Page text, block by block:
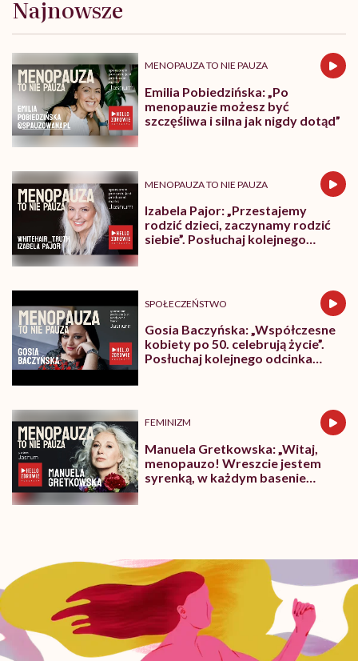
Najnowsze
MENOPAUZA TO NIE PAUZA
Emilia Pobiedzińska: „Po
menopauzie możesz być
szczęśliwa i silna jak nigdy dotąd”
MENOPAUZA TO NIE PAUZA
Izabela Pajor: „Przestajemy
rodzić dzieci, zaczynamy rodzić
siebie”. Posłuchaj kolejnego
SPOŁECZEŃSTWO
Gosia Baczyńska: „Współczesne
kobiety po 50. celebrują życie”.
Posłuchaj kolejnego odcinka
FEMINIZM
Manuela Gretkowska: „Witaj,
menopauzo! Wreszcie jestem
syrenką, w każdym basenie